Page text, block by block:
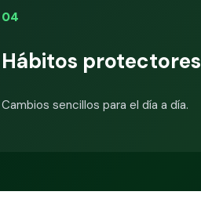
04
Hábitos protectores
Cambios sencillos para el día a día.